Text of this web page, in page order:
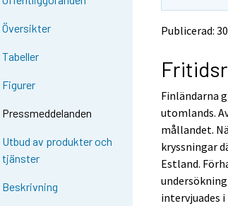
Översikter
Tabeller
Figurer
Pressmeddelanden
Utbud av produkter och
tjänster
Beskrivning
Publicerad:
Finländarna
utomlands.
mållandet.
kryssningar
Estland.
intervjuades i